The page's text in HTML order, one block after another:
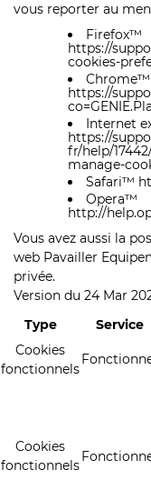
vous reporter au
Firefox™
https://
cookies-
Chrome™
https://
Internet
https://
fr/help/
manage-
Safari™
Opera™
http://
Vous avez aussi la
web Pavailler
privée.
Version du 24 Mar
Type
Service
Cookies
fonctionnels
Cookies
fonctionnels